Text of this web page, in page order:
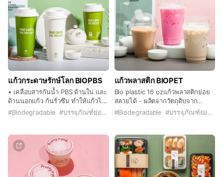
9266370
_____________________________
📍 สั่งซื้อครบ 5,000 บาท ส่งฟรีใน กทม.และปริมณฑล ตจว. จัดส่ง
ผ่านขนส่งเอกชน (ค่าขนส่งจ่ายตามจริงกับขนส่งที่ปลายทาง)
📍 สามารถชำระผ่านการโอนเงิน / รับบัตรเครดิต credit / debit ได้
ทุกธนาคาร
📍 สามารถเปิดบิลใบกำกับภาษีได้ค่ะ
📍 มี Credit term สำหรับลูกค้าองค์กร
แก้วกระดาษรักษ์โลก BIOPBS
• เคลือบสารกันน้ำ PBS ด้านใน และ
ด้านนอกแก้ว ก้นรั่วซึม ทำให้แก้วไม่
ยวบ หรืออ่อนตัวเร็วเมื่อใช้งาน 🌽
PBS ผลิตจากวัตถุดิบธรรมชาติ อาทิ
ผู้ผลิต PBS คือ บริษัท พีทีที โกลบอล
เคมิคอล จำกัด (มหาชน) 🍀ระยะ
เวลาในการย่อยสลาย อยู่ที่ 180วัน
ด้วย 3 ปัจจัย คือ จุลินทรีย์ ความชื้น
และอุณหภูมิที่เหมาะสม เช่น การฝัง
#Biodegradable #บรรจุภัณฑ์ย่อย biopbs
แก้วพลาสติก BIOPET
Bio plastic 16 ozแก้วพลาสติกย่อย
สลายได้ - ผลิตจากวัตถุดิบจาก
ธรรมชาติและเทคโนโลยีจาก
ประเทศอเมริกา - ย่อยสลายได้เอง
ยืดหยุ่นสูง เหนียว ไม่แตกง่าย สีใส
-เหมาะสำหรับเครื่องดื่มเย็น
โปร่งแสง ขนาด 16 oz กว้าง : 9.8
CM สูง : 12 CM จำนวนบรรจุ :
1,000 ใบ/ลัง
#Biodegradable #บรรจุภัณฑ์ย่อย